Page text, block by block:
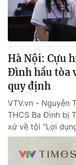
Hà Nội: Cựu
Đình hầu tòa
quy định
VTV.vn - Nguyễn
THCS Ba Đình bị
xử về tội "Lợi